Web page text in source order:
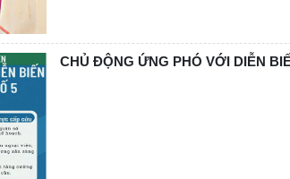
CHỦ ĐỘNG ỨNG PHÓ VỚI DIỄN